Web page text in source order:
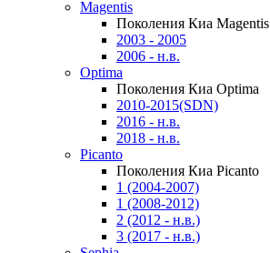
Magentis
Поколения Киа Magentis
2003 - 2005
2006 - н.в.
Optima
Поколения Киа Optima
2010-2015(SDN)
2016 - н.в.
2018 - н.в.
Picanto
Поколения Киа Picanto
1 (2004-2007)
1 (2008-2012)
2 (2012 - н.в.)
3 (2017 - н.в.)